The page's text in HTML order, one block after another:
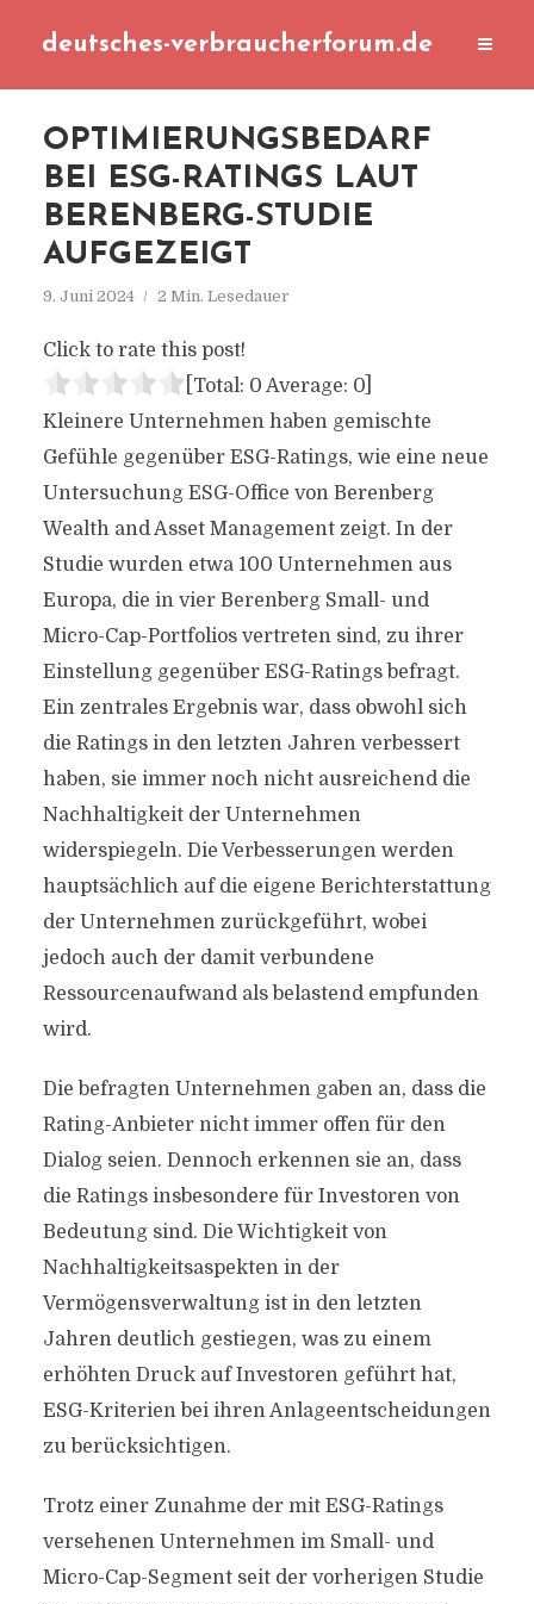
deutsches-verbraucherforum.de
OPTIMIERUNGSBEDARF
BEI ESG-RATINGS LAUT
BERENBERG-STUDIE
AUFGEZEIGT
9. Juni 2024 2 Min. Lesedauer
Click to rate this post!
[Total: 0 Average: 0]
Kleinere Unternehmen haben gemischte
Gefühle gegenüber ESG-Ratings, wie eine neue
Untersuchung ESG-Office von Berenberg
Wealth and Asset Management zeigt. In der
Studie wurden etwa 100 Unternehmen aus
Europa, die in vier Berenberg Small- und
Micro-Cap-Portfolios vertreten sind, zu ihrer
Einstellung gegenüber ESG-Ratings befragt.
Ein zentrales Ergebnis war, dass obwohl sich
die Ratings in den letzten Jahren verbessert
haben, sie immer noch nicht ausreichend die
Nachhaltigkeit der Unternehmen
widerspiegeln. Die Verbesserungen werden
hauptsächlich auf die eigene Berichterstattung
der Unternehmen zurückgeführt, wobei
jedoch auch der damit verbundene
Ressourcenaufwand als belastend empfunden
wird.
Die befragten Unternehmen gaben an, dass die
Rating-Anbieter nicht immer offen für den
Dialog seien. Dennoch erkennen sie an, dass
die Ratings insbesondere für Investoren von
Bedeutung sind. Die Wichtigkeit von
Nachhaltigkeitsaspekten in der
Vermögensverwaltung ist in den letzten
Jahren deutlich gestiegen, was zu einem
erhöhten Druck auf Investoren geführt hat,
ESG-Kriterien bei ihren Anlageentscheidungen
zu berücksichtigen.
Trotz einer Zunahme der mit ESG-Ratings
versehenen Unternehmen im Small- und
Micro-Cap-Segment seit der vorherigen Studie